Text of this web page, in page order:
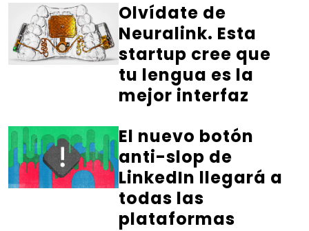
Olvídate de
Neuralink. Esta
startup cree que
tu lengua es la
mejor interfaz
El nuevo botón
anti-slop de
LinkedIn llegará a
todas las
plataformas